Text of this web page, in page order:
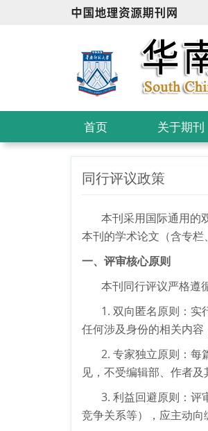
首页 关于期刊
同行评议政策
本刊采用国际通用的
本刊的学术论文（含专栏
一、评审核心原则
本刊同行评议严格遵
1. 双向匿名原则：实
任何涉及身份的相关内容
2. 专家独立原则：每
见，不受编辑部、作者
3. 利益回避原则：评
竞争关系等），应主动向